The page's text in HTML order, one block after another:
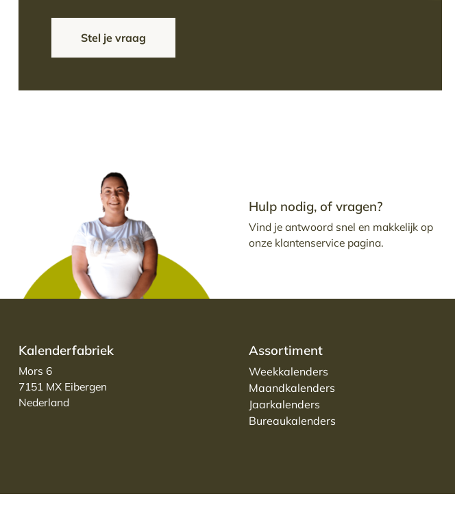
Stel je vraag
Hulp nodig, of vragen?
Vind je antwoord snel en makkelijk op
onze klantenservice pagina.
Kalenderfabriek
Mors 6
7151 MX Eibergen
Nederland
Assortiment
Weekkalenders
Maandkalenders
Jaarkalenders
Bureaukalenders